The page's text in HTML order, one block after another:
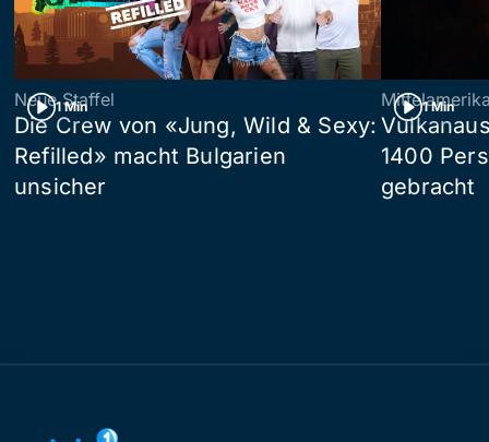
1 Min
Neue Staffel
Die Crew von «Jung, Wild & Sexy:
Refilled» macht Bulgarien
unsicher
1 Min
1400
gebracht